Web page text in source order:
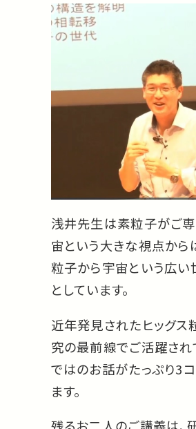
浅井先生は素粒子がご
宙という大きな視点か
粒子から宇宙という広い
としています。
近年発見されたヒッグ
究の最前線でご活躍さ
ではのお話がたっぷり3
ます。